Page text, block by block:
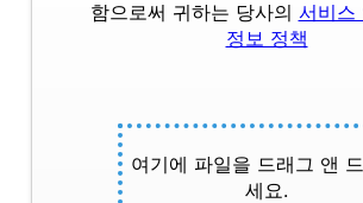
함으로써 귀하는 당사의 서비스
정보 정책
여기에 파일을 드래그 앤
세요.